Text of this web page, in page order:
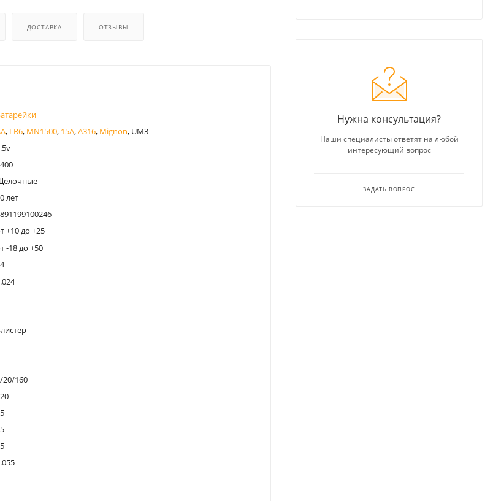
ДОСТАВКА ОТЗЫВЫ
, LR6, MN1500, 15A,A316, Mignon, UM3
лет
+10 до +25
-18 до +50
20/160
Нужна консультация?
Наши специалисты ответят на любой
интересующий вопрос
ЗАДАТЬ ВОПРОС